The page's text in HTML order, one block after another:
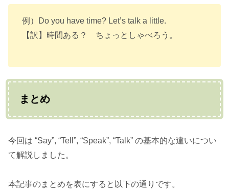
例）Do you have time? Let’s talk a little.
【訳】時間ある？ ちょっとしゃべろう。
まとめ
今回は “Say”, “Tell”, “Speak”, “Talk” の基本的な違いについ
て解説しました。
本記事のまとめを表にすると以下の通りです。